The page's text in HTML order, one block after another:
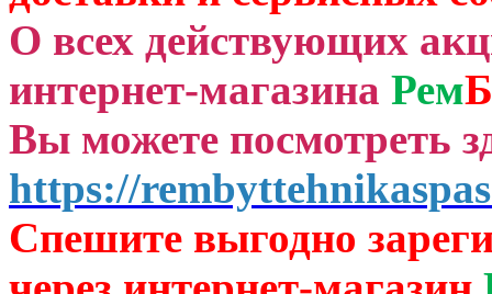
О всех действующих
интернет-магазина Рем
Вы можете посмотреть
https://
Спешите выгодно зар